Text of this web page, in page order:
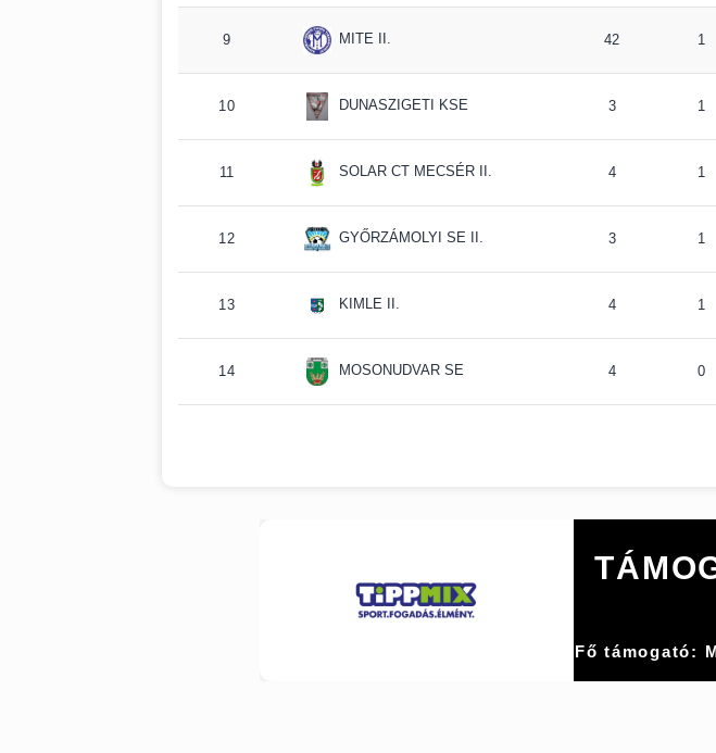
9 MITE II. 42 1
10 DUNASZIGETI KSE 3 1
11 SOLAR CT MECSÉR II. 4 1
12 GYŐRZÁMOLYI SE II. 3 1
13 KIMLE II. 4 1
14 MOSONUDVAR SE 4 0
Fő támogató: